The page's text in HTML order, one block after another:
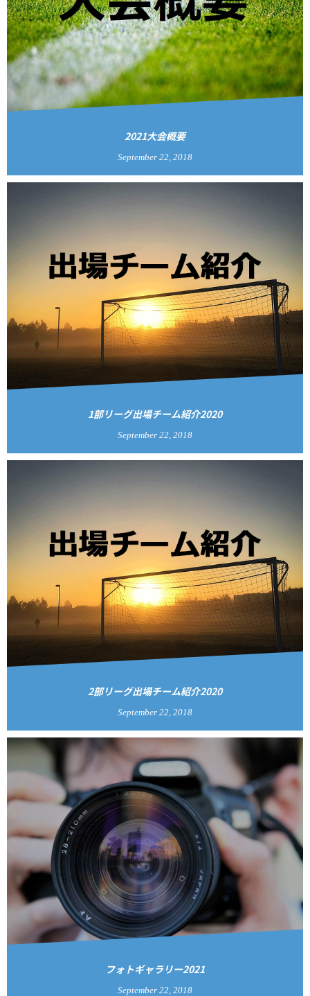
2021大会概要
September 22, 2018
1部リーグ出場チーム紹介2020
September 22 2018
2部リーグ出場チーム紹介2020
September 22, 2018
フォトギャラリー2021
September 22 2018